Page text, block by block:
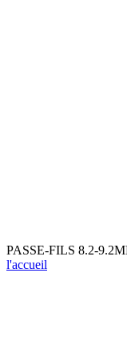
PASSE-FILS 8.2-
l'accueil